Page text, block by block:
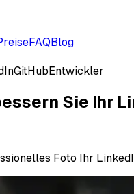
FAQBlog
GitHubEntwickler
Sie Ihr
Foto Ihr